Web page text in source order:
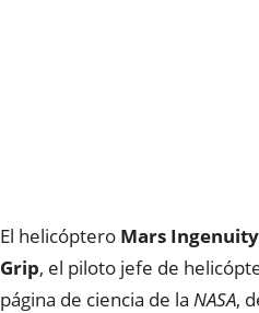
El helicóptero Mars Ingenuity
Grip, el piloto jefe de
página de ciencia de la NASA,